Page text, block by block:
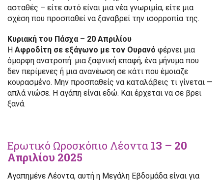
ασταθές – είτε αυτό είναι μια νέα γνωριμία, είτε μια
σχέση που προσπαθεί να ξαναβρεί την ισορροπία της.
Κυριακή του Πάσχα – 20 Απριλίου
Η Αφροδίτη σε εξάγωνο με τον Ουρανό φέρνει μια
όμορφη ανατροπή: μια ξαφνική επαφή, ένα μήνυμα που
δεν περίμενες ή μια ανανέωση σε κάτι που έμοιαζε
κουρασμένο. Μην προσπαθείς να καταλάβεις τι γίνεται —
απλά νιώσε. Η αγάπη είναι εδώ. Και έρχεται να σε βρει
ξανά.
Ερωτικό Ωροσκόπιο Λέοντα 13 – 20
Απριλίου 2025
Αγαπημένε Λέοντα, αυτή η Μεγάλη Εβδομάδα είναι για